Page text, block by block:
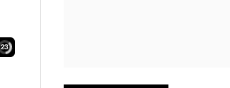
22